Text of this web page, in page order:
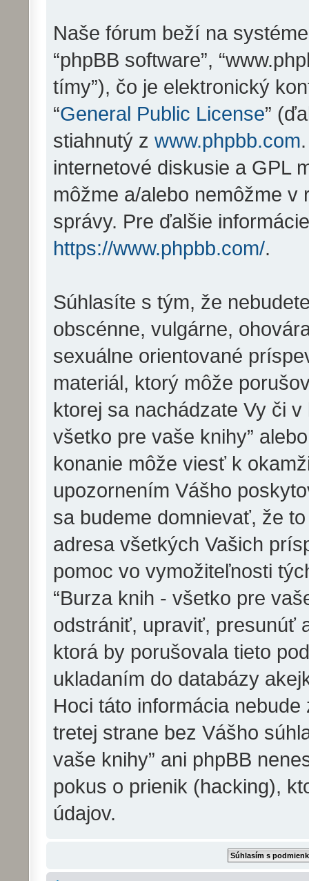
Naše fórum beží na systéme
“phpBB software”,
tímy”), čo je elektronický
“General Public License”
stiahnutý z www.phpbb.com
internetové diskusie a GPL
môžme a/alebo nemôžme v
správy. Pre ďalšie
https://www.phpbb.com/.
Súhlasíte s tým, že
obscénne, vulgárne,
sexuálne orientované
materiál, ktorý môže
ktorej sa nachádzate Vy či
všetko pre vaše knihy”
konanie môže viesť k
upozornením Vášho
sa budeme domnievať, že
adresa všetkých Vašich
pomoc vo vymožiteľnosti
“Burza knih - všetko pre
odstrániť, upraviť, presunúť
ktorá by porušovala tieto
ukladaním do databázy
Hoci táto informácia
tretej strane bez Vášho
vaše knihy” ani phpBB
pokus o prienik (hacking),
údajov.